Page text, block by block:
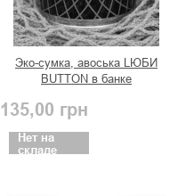
Эко-сумка, авоська LЮБИ
BUTTON в банке
135,00 грн
Нет на
складе